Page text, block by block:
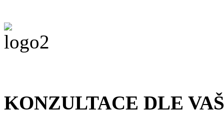
KONZULTACE DLE